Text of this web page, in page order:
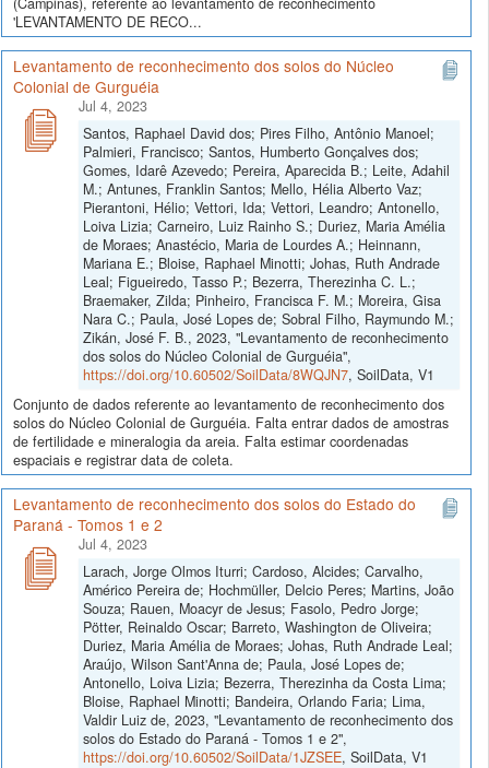
'LEVANTAMENTO DE RECO...
Levantamento de reconhecimento dos solos do Núcleo
Colonial de Gurguéia
Jul 4, 2023
Santos, Raphael David dos; Pires Filho, Antônio Manoel;
Palmieri, Francisco; Santos, Humberto Gonçalves dos;
Gomes, Idarê Azevedo; Pereira, Aparecida B.; Leite, Adahil
M.; Antunes, Franklin Santos; Mello, Hélia Alberto Vaz;
Pierantoni, Hélio; Vettori, Ida; Vettori, Leandro; Antonello,
Loiva Lizia; Carneiro, Luiz Rainho S.; Duriez, Maria Amélia
de Moraes; Anastécio, Maria de Lourdes A.; Heinnann,
Mariana E.; Bloise, Raphael Minotti; Johas, Ruth Andrade
Leal; Figueiredo, Tasso P.; Bezerra, Therezinha C. L.;
Braemaker, Zilda; Pinheiro, Francisca F. M.; Moreira, Gisa
Nara C.; Paula, José Lopes de; Sobral Filho, Raymundo M.;
Zikán, José F. B., 2023, "Levantamento de reconhecimento
dos solos do Núcleo Colonial de Gurguéia",
https://doi.org/10.60502/SoilData/8WQJN7, SoilData, V1
Conjunto de dados referente ao levantamento de reconhecimento dos
solos do Núcleo Colonial de Gurguéia. Falta entrar dados de amostras
de fertilidade e mineralogia da areia. Falta estimar coordenadas
espaciais e registrar data de coleta.
Levantamento de reconhecimento dos solos do Estado do
Paraná - Tomos 1 e 2
Jul 4, 2023
Larach, Jorge Olmos Iturri; Cardoso, Alcides; Carvalho,
Américo Pereira de; Hochmüller, Delcio Peres; Martins, João
Souza; Rauen, Moacyr de Jesus; Fasolo, Pedro Jorge;
Pötter, Reinaldo Oscar; Barreto, Washington de Oliveira;
Duriez, Maria Amélia de Moraes; Johas, Ruth Andrade Leal;
Araújo, Wilson Sant'Anna de; Paula, José Lopes de;
Antonello, Loiva Lizia; Bezerra, Therezinha da Costa Lima;
Bloise, Raphael Minotti; Bandeira, Orlando Faria; Lima,
Valdir Luiz de, 2023, "Levantamento de reconhecimento dos
solos do Estado do Paraná - Tomos 1 e 2",
https://doi.org/10.60502/SoilData/1JZSEE, SoilData, V1